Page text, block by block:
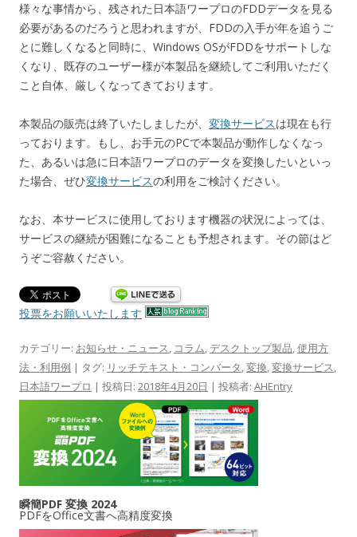
様々な事情から、残された日本語ワープロのFDDデータを見る
必要があるのだろうと思われますが、FDDの入手が年を追うご
とに難しくなると同時に、Windows OSがFDDをサポートしな
くなり、既存のユーザー様が本製品を継続してご利用いただく
こと自体、厳しくなってきております。
本製品の販売は終了いたしましたが、 変換サービスは現在も行
っております。もし、お手元のPCで本製品が動作しなくなっ
た、あるいは急に日本語ワープロのデータを変換したいといっ
た場合、ぜひ変換サービスの利用をご検討ください。
なお、本サービスに使用しております機器の状況によっては、
サービスの継続が困難になることも予想されます。その節はど
うぞご容赦ください。
投票をお願いいたします
カテゴリー: お知らせ・ニュース, コラム, デスクトップ製品,使用方
法・利用例 | タグ: リッチテキスト・コンバータ,変換,変換サービス,
日本語ワープロ | 投稿日: 2018年4月20日 | 投稿者: AHEntry
瞬簡PDF 変換 2024
PDFをOffice文書へ高精度変換